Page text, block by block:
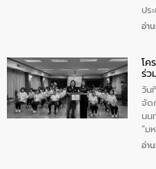
ปร
ตา
วัด
สุข
บริ
ปร
ส่ว
จัด
จัง
อ่า
โค
ร่ว
แก้
วัน
จัด
นน
“ม
จัด
อ่า